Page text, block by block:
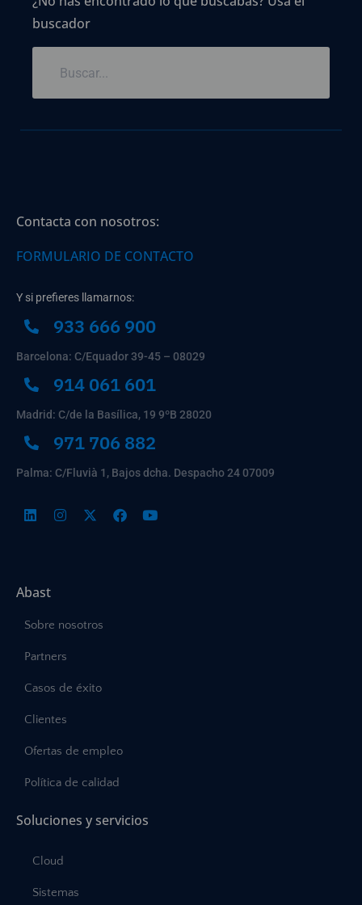
buscador
Contacta con nosotros:
FORMULARIO DE CONTACTO
Y si prefieres llamarnos:
933 666 900
Barcelona: C/Equador 39-45 – 08029
914 061 601
Madrid: C/de la Basílica, 19 9ºB 28020
971 706 882
Palma: C/Fluvià 1, Bajos dcha. Despacho 24 07009
Abast
Sobre nosotros
Partners
Casos de éxito
Clientes
Ofertas de empleo
Política de calidad
Soluciones y servicios
Cloud
Sistemas